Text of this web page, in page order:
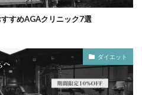
すすめAGAクリニック7選
ダイエット